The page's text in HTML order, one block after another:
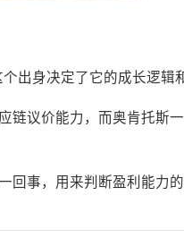
出身决定了它的成长逻辑
链议价能力，而奥肯托斯
事，用来判断盈利能力的